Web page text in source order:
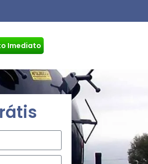
Imediato